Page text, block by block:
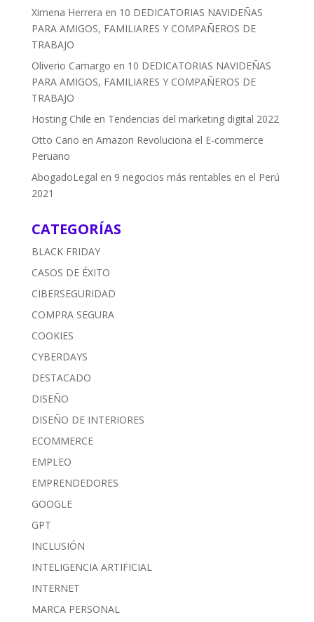
Ximena Herrera en 10 DEDICATORIAS NAVIDEÑAS
PARA AMIGOS, FAMILIARES Y COMPAÑEROS DE
TRABAJO
Oliverio Camargo en 10 DEDICATORIAS NAVIDEÑAS
PARA AMIGOS, FAMILIARES Y COMPAÑEROS DE
TRABAJO
Hosting Chile en Tendencias del marketing digital 2022
Otto Cano en Amazon Revoluciona el E-commerce
Peruano
AbogadoLegal en 9 negocios más rentables en el Perú
2021
CATEGORÍAS
BLACK FRIDAY
CASOS DE ÉXITO
CIBERSEGURIDAD
COMPRA SEGURA
COOKIES
CYBERDAYS
DESTACADO
DISEÑO
DISEÑO DE INTERIORES
ECOMMERCE
EMPLEO
EMPRENDEDORES
GOOGLE
GPT
INCLUSIÓN
INTELIGENCIA ARTIFICIAL
INTERNET
MARCA PERSONAL